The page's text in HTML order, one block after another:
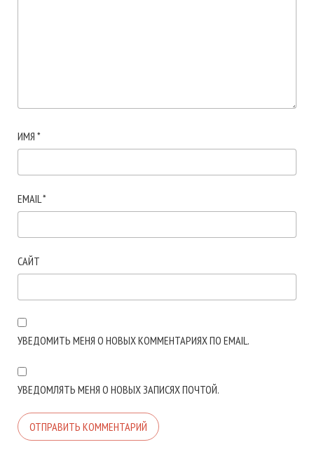
ИМЯ *
EMAIL *
САЙТ
УВЕДОМИТЬ МЕНЯ О НОВЫХ КОММЕНТАРИЯХ ПО EMAIL.
УВЕДОМЛЯТЬ МЕНЯ О НОВЫХ ЗАПИСЯХ ПОЧТОЙ.